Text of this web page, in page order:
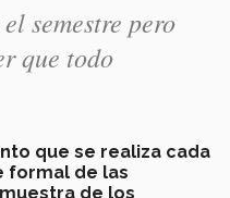
semestre pero
que todo
que se realiza cada
formal de las
de los